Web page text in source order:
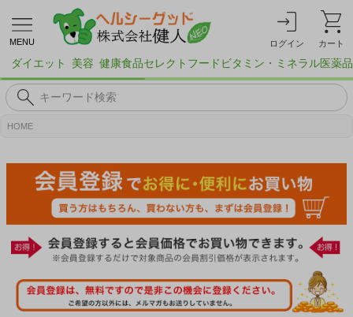
MENU ログイン カート
ダイエット 美容 健康食品セレクトフード ビタミン・ミネラル医薬品
HOME